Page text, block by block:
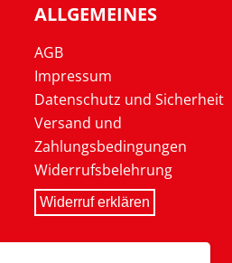
ALLGEMEINES
AGB
Impressum
Datenschutz und Sicherheit
Versand und
Zahlungsbedingungen
Widerrufsbelehrung
Widerruf erklären